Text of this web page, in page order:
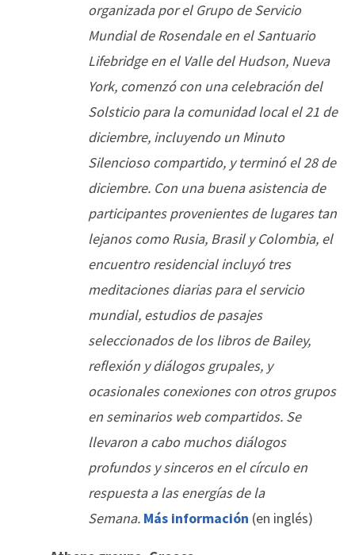
organizada por el Grupo de Servicio
Mundial de Rosendale en el Santuario
Lifebridge en el Valle del Hudson, Nueva
York, comenzó con una celebración del
Solsticio para la comunidad local el 21 de
diciembre, incluyendo un Minuto
Silencioso compartido, y terminó el 28 de
diciembre. Con una buena asistencia de
participantes provenientes de lugares tan
lejanos como Rusia, Brasil y Colombia, el
encuentro residencial incluyó tres
meditaciones diarias para el servicio
mundial, estudios de pasajes
seleccionados de los libros de Bailey,
reflexión y diálogos grupales, y
ocasionales conexiones con otros grupos
en seminarios web compartidos. Se
llevaron a cabo muchos diálogos
profundos y sinceros en el círculo en
respuesta a las energías de la
Semana. Más información (en inglés)